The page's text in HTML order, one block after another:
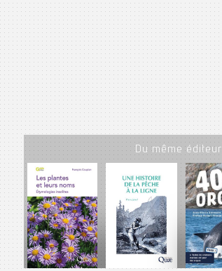
Du même éditeur